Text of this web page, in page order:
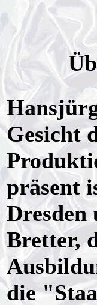
Gesicht
präsent
Bretter,
die